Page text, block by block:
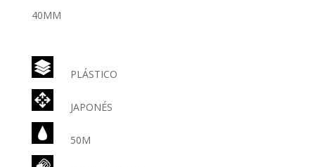
40MM
PLÁSTICO
JAPONÉS
50M